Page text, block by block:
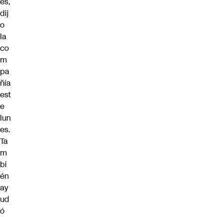
dij
o
la
co
m
pa
ñía
est
e
lun
es.
Ta
m
bi
én
ay
ud
ó